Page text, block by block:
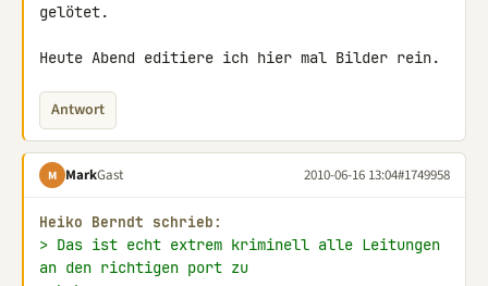
gelötet.
Heute Abend editiere ich hier mal Bilder rein.
Antwort
M MarkGast 2010-06-16 13:04#1749958
Heiko Berndt schrieb:
> Das ist echt extrem kriminell alle Leitungen
an den richtigen port zu